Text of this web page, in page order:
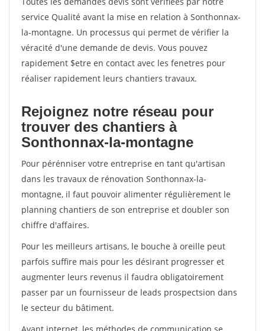
service Qualité avant la mise en relation à Sonthonnax-
la-montagne. Un processus qui permet de vérifier la
véracité d'une demande de devis. Vous pouvez
rapidement $etre en contact avec les fenetres pour
réaliser rapidement leurs chantiers travaux.
Rejoignez notre réseau pour
trouver des chantiers à
Sonthonnax-la-montagne
Pour pérénniser votre entreprise en tant qu'artisan
dans les travaux de rénovation Sonthonnax-la-
montagne, il faut pouvoir alimenter régulièrement le
planning chantiers de son entreprise et doubler son
chiffre d'affaires.
Pour les meilleurs artisans, le bouche à oreille peut
parfois suffire mais pour les désirant progresser et
augmenter leurs revenus il faudra obligatoirement
passer par un fournisseur de leads prospectsion dans
le secteur du bâtiment.